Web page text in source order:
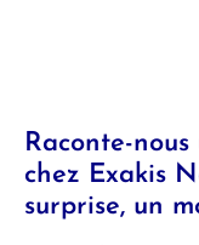
Raconte-
chez Exakis
surprise, un